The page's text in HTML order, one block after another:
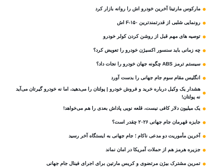
مارکوس مارتینا آخرین خودرو اش را روانه بازار کرد
رونمایی شلبی از قدرتمندترین F-۱۵۰ اش
توصیه های مهم قبل از روشن کردن کولر خودرو
چه زمانی باید سنسور اکسیژن خودرو را تعویض کرد؟
سیستم ترمز ABS چگونه جهان خودرو را نجات داد؟
انگلیس مقام سوم جام‌ جهانی را بدست آورد
هشدار یک وکیل درباره خرید و فروش خودرو | پولتان را می‌دهید، اما نه خودرو گیرتان می‌آید
نه پولتان!
یک میلیون دلار کافی نیست، قلعه‌ نویی پاداش بعدی را هم می‌خواهد!
جایزه قهرمان جام جهانی ۲۰۲۶ چقدر است؟
آخرین مأموریت دو مدعی ناکام ؛ جام جهانی به ایستگاه آخر رسید
جزیره هرمز هم از حملات آمریکا در امان نماند
تمرین مشترک بیژن مرتضوی و کریس مارتین برای اجرای فینال جام جهانی